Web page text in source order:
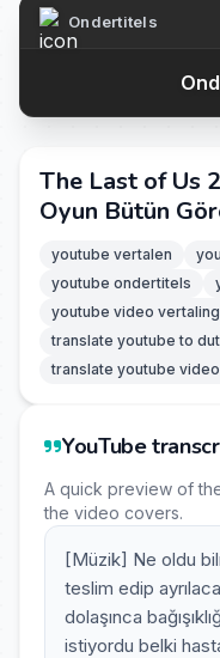
Ondertitels
The Last of Us
Oyun Bütün
youtube vertalen
youtube ondertitels
youtube video vertaling
translate youtube to
translate youtube
YouTube
A quick preview of
the video covers.
[Müzik] Ne oldu
teslim edip
dolaşınca
istiyordu belki